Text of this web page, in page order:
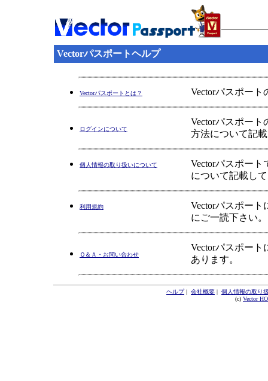
Vectorパスポートヘルプ
Vectorパスポートとは？ Vectorパスポー
ログインについて
Vectorパスポー
方法について記
個人情報の取り扱いについて
Vectorパスポー
について記載し
利用規約
Vectorパスポー
にご一読下さい。
Ｑ＆Ａ・お問い合わせ
Vectorパスポー
あります。
ヘルプ| 会社概要 | 個人情報の取り
(c) Vector